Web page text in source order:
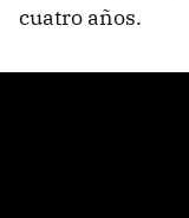
cuatro años.